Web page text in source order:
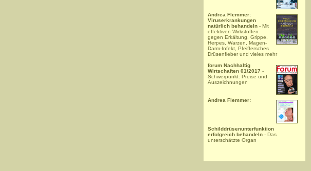
Andrea Flemmer:
Viruserkrankungen
natürlich behandeln - Mit
effektiven Wirkstoffen
gegen Erkältung, Grippe,
Herpes, Warzen, Magen-
Darm-Infekt, Pfeiffersches
Drüsenfieber und vieles mehr
forum Nachhaltig
Wirtschaften 01/2017 -
Schwerpunkt: Preise und
Auszeichnungen
Andrea Flemmer:
Schilddrüsenunterfunktion
erfolgreich behandeln - Das
unterschätzte Organ